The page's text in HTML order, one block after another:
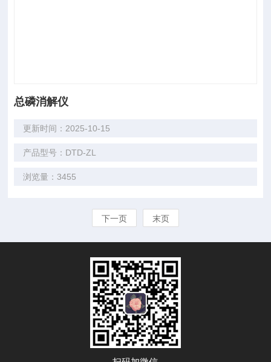
总磷消解仪
更新时间：2025-10-15
产品型号：DTD-ZL
浏览量：3455
下一页 末页